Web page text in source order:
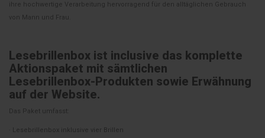
ihre hochwertige Verarbeitung hervorragend für den alltäglichen Gebrauch
von Mann und Frau.
Lesebrillenbox ist inclusive das komplette
Aktionspaket mit sämtlichen
Lesebrillenbox-Produkten sowie Erwähnung
auf der Website.
Das Paket umfasst:
· Lesebrillenbox inklusive vier Brillen